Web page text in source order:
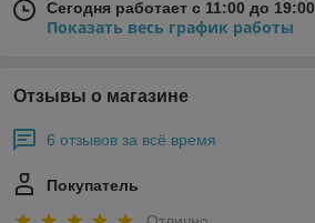
Сегодня работает с 11:00 до 19:00
Показать весь график работы
Отзывы о магазине
6 отзывов за всё время
Покупатель